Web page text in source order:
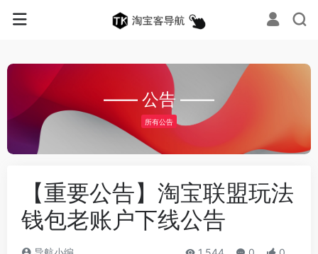
—— 公告 ——
所有公告
【重要公告】淘宝联盟玩法
钱包老账户下线公告